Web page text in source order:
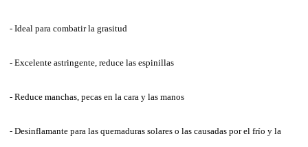
- Ideal para combatir la grasitud
- Excelente astringente, reduce las espinillas
- Reduce manchas, pecas en la cara y las manos
- Desinflamante para las quemaduras solares o las causadas por el frío y la